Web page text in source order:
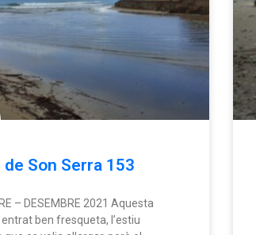
de Son Serra 153
– DESEMBRE 2021 Aquesta
ben fresqueta, l’estiu